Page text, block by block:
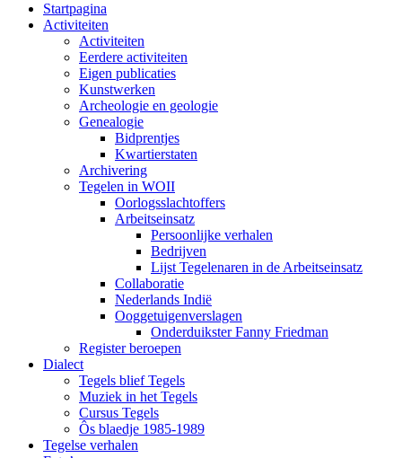
Startpagina
Activiteiten
Activiteiten
Eerdere activiteiten
Eigen publicaties
Kunstwerken
Archeologie en geologie
Genealogie
Bidprentjes
Kwartierstaten
Archivering
Tegelen in WOII
Oorlogsslachtoffers
Arbeitseinsatz
Persoonlijke verhalen
Bedrijven
Lijst Tegelenaren in de Arbeitseinsatz
Collaboratie
Nederlands Indië
Ooggetuigenverslagen
Onderduikster Fanny Friedman
Register beroepen
Dialect
Tegels blief Tegels
Muziek in het Tegels
Cursus Tegels
Ôs blaedje 1985-1989
Tegelse verhalen